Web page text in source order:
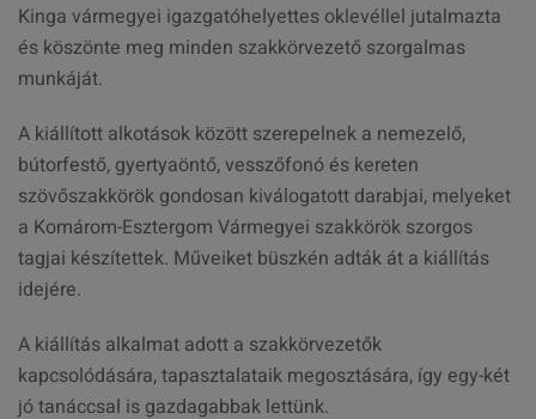
Kinga vármegyei igazgatóhelyettes oklevéllel jutalmazta
és köszönte meg minden szakkörvezető szorgalmas
munkáját.
A kiállított alkotások között szerepelnek a nemezelő,
bútorfestő, gyertyaöntő, vesszőfonó és kereten
szövőszakkörök gondosan kiválogatott darabjai, melyeket
a Komárom-Esztergom Vármegyei szakkörök szorgos
tagjai készítettek. Műveiket büszkén adták át a kiállítás
idejére.
A kiállítás alkalmat adott a szakkörvezetők
kapcsolódására, tapasztalataik megosztására, így egy-két
jó tanáccsal is gazdagabbak lettünk.